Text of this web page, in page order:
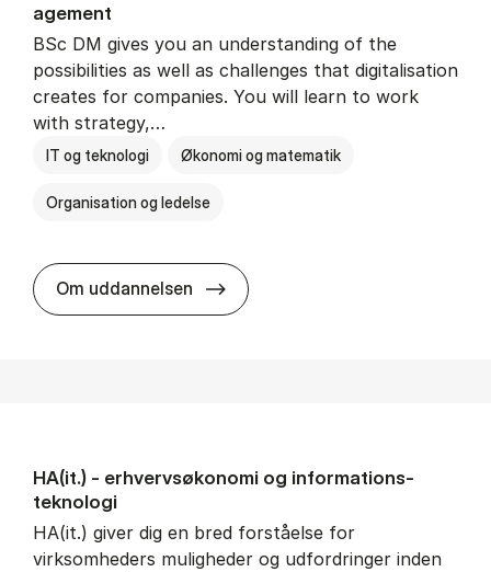
age­ment
BSc DM gives you an understanding of the
possibilities as well as challenges that digitalisation
creates for companies. You will learn to work
with strategy,…
IT og teknologi Økonomi og matematik
Organisation og ledelse
Om uddannelsen BSc in Busi­ness Ad­min­is­tra­tion
HA(it.) - erhvervs­økonomi og informations­
teknologi
HA(it.) giver dig en bred forståelse for
virksomheders muligheder og udfordringer inden